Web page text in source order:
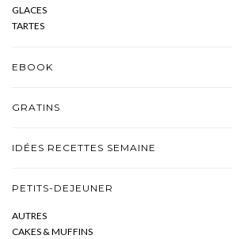
GLACES
TARTES
EBOOK
GRATINS
IDÉES RECETTES SEMAINE
PETITS-DEJEUNER
AUTRES
CAKES & MUFFINS